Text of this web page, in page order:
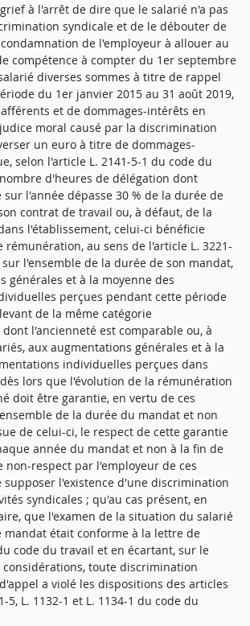
à l'arrêt de dire que le salarié n'a pas
syndicale et de le débouter de
de l'employeur à allouer au
compétence à compter du 1er septembre
diverses sommes à titre de rappel
du 1er janvier 2015 au 31 août 2019,
et de dommages-intérêts en
moral causé par la discrimination
un euro à titre de dommages-
selon l'article L. 2141-5-1 du code du
d'heures de délégation dont
l'année dépasse 30 % de la durée de
contrat de travail ou, à défaut, de la
l'établissement, celui-ci bénéficie
au sens de l'article L. 3221-
sur l'ensemble de la durée de son mandat,
générales et à la moyenne des
perçues pendant cette période
de la même catégorie
l'ancienneté est comparable ou, à
aux augmentations générales et à la
individuelles perçues dans
lors que l'évolution de la rémunération
doit être garantie, en vertu de ces
de la durée du mandat et non
de celui-ci, le respect de cette garantie
année du mandat et non à la fin de
non-respect par l'employeur de ces
supposer l'existence d'une discrimination
syndicales ; qu'au cas présent, en
que l'examen de la situation du salarié
mandat était conforme à la lettre de
code du travail et en écartant, sur le
toute discrimination
a violé les dispositions des articles
5, L. 1132-1 et L. 1134-1 du code du